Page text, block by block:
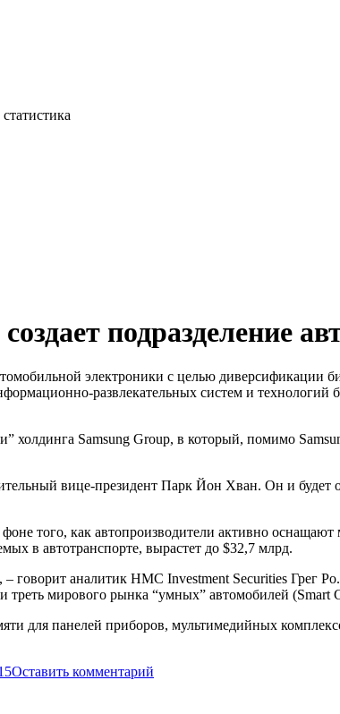
подразделение
электроники с целью диверсификации
развлекательных систем и технологий
холдинга Samsung Group, в который, помимо
вице-президент Парк Йон Хван. Он и будет
того, как автопроизводители активно
в автотранспорте, вырастет до $32,7 млрд.
говорит аналитик HMC Investment Securities Грег
треть мирового рынка “умных” автомобилей (Smart
для панелей приборов, мультимедийных
Оставить комментарий